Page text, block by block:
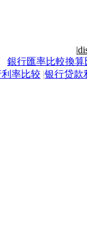
|
銀行匯率比較換算
率比较 |银行贷款